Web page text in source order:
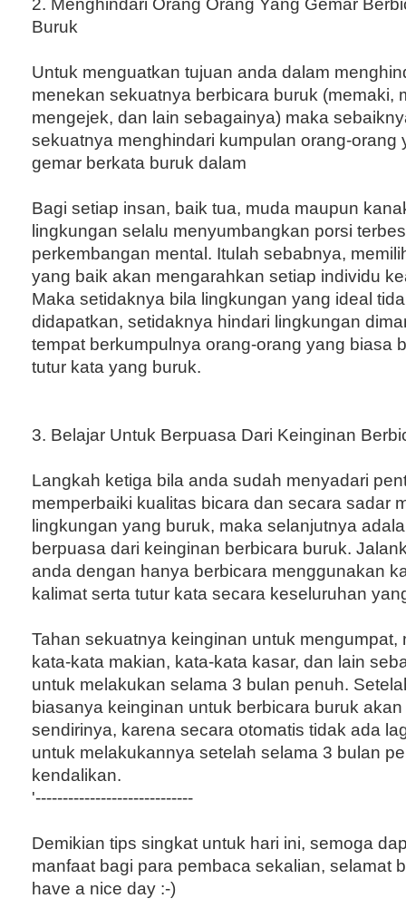
2. Menghindari Orang Orang Yang Gemar
Buruk
Untuk menguatkan tujuan anda dalam
menekan sekuatnya berbicara buruk (memaki,
mengejek, dan lain sebagainya) maka
sekuatnya menghindari kumpulan orang-orang
gemar berkata buruk dalam
Bagi setiap insan, baik tua, muda maupun
lingkungan selalu menyumbangkan porsi
perkembangan mental. Itulah sebabnya,
yang baik akan mengarahkan setiap individu
Maka setidaknya bila lingkungan yang ideal
didapatkan, setidaknya hindari lingkungan
tempat berkumpulnya orang-orang yang biasa
tutur kata yang buruk.
3. Belajar Untuk Berpuasa Dari Keinginan
Langkah ketiga bila anda sudah menyadari
memperbaiki kualitas bicara dan secara sadar
lingkungan yang buruk, maka selanjutnya
berpuasa dari keinginan berbicara buruk.
anda dengan hanya berbicara menggunakan
kalimat serta tutur kata secara keseluruhan
Tahan sekuatnya keinginan untuk mengumpat,
kata-kata makian, kata-kata kasar, dan lain
untuk melakukan selama 3 bulan penuh.
biasanya keinginan untuk berbicara buruk
sendirinya, karena secara otomatis tidak ada
untuk melakukannya setelah selama 3 bulan
kendalikan.
'-----------------------------
Demikian tips singkat untuk hari ini, semoga
manfaat bagi para pembaca sekalian, selamat
have a nice day :-)